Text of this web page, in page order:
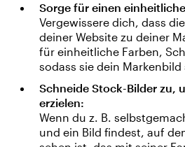
Sorge für einen
Vergewissere dich, dass
deiner Website zu deiner
für einheitliche Farben,
sodass sie dein Markenbild
Schneide Stock-Bilder zu,
erzielen:
Wenn du z. B.
und ein Bild findest, auf